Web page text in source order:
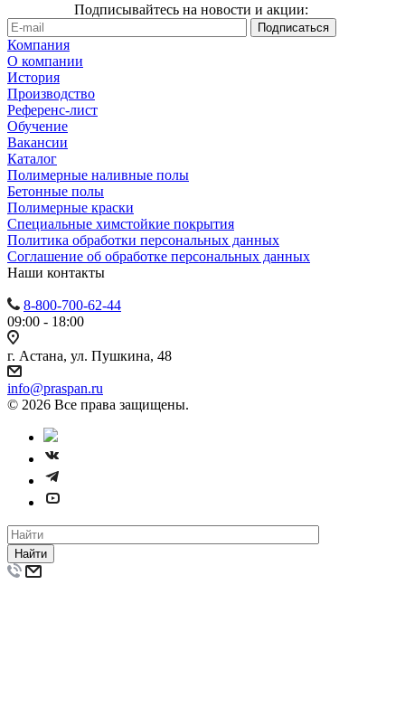
Подписывайтесь на новости и акции:
Компания
О компании
История
Производство
Референс-лист
Обучение
Вакансии
Каталог
Полимерные наливные полы
Бетонные полы
Полимерные краски
Специальные химстойкие покрытия
Политика обработки персональных данных
Cоглашение об обработке персональных данных
Наши контакты
8-800-700-62-44
09:00 - 18:00
г. Астана, ул. Пушкина, 48
info@praspan.ru
© 2026 Все права защищены.
Найти